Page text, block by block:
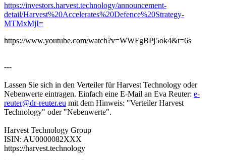
https://investors.harvest.technology/announcement-
detail/Harvest%20Accelerates%20Defence%20Strategy-
MTMxMjI=
https://www.youtube.com/watch?v=WWFgBPj5ok4&t=6s
---
Lassen Sie sich in den Verteiler für Harvest Technology oder
Nebenwerte eintragen. Einfach eine E-Mail an Eva Reuter: e-
reuter@dr-reuter.eu mit dem Hinweis: "Verteiler Harvest
Technology" oder "Nebenwerte".
Harvest Technology Group
ISIN: AU0000082XXX
https://harvest.technology